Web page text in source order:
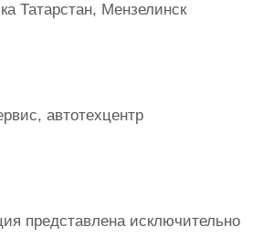
Татарстан, Мензелинск
автотехцентр
представлена исключительно